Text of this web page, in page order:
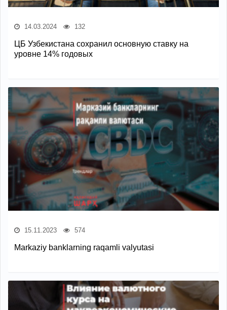
14.03.2024 132
ЦБ Узбекистана сохранил основную ставку на
уровне 14% годовых
15.11.2023 574
Markaziy banklarning raqamli valyutasi